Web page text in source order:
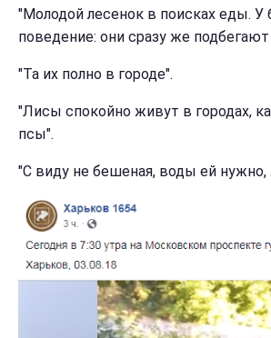
"Молодой лесенок в поисках еды.
поведение: они сразу же подбегают
"Та их полно в городе".
"Лисы спокойно живут в городах,
псы".
"С виду не бешеная, воды ей нужно,